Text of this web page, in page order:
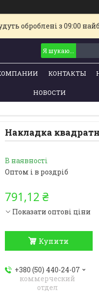
оброблені з 09:00
КОНТАКТЫ
НОВОСТИ
Накладка
В наявності
Оптом і в роздріб
791,12 ₴
Показати оптові ціни
Купити
+380 (50) 440-24-07
коммерческий
отдел